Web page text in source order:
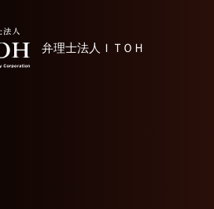
弁理士法人 ＩＴＯＨ